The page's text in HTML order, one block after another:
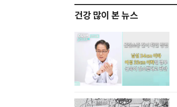
건강 많이 본 뉴스